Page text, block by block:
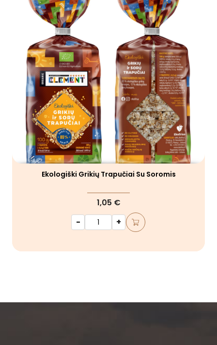
Ekologiški Grikių Trapučiai Su Soromis
1,05 €
-
+